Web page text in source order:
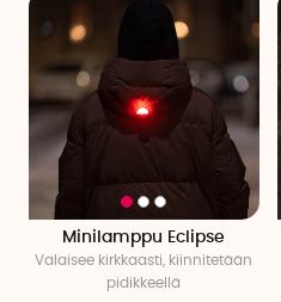
Minilamppu Eclipse
Valaisee kirkkaasti, kiinnitetään
pidikkeellä